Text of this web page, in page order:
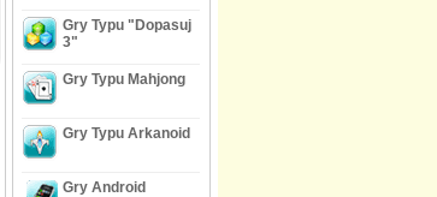
Gry Typu "Dopasuj
3"
Gry Typu Mahjong
Gry Typu Arkanoid
Gry Android